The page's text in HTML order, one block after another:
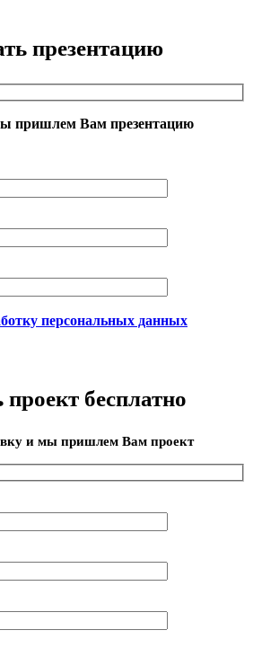
презентацию
пришлем Вам презентацию
персональных данных
проект бесплатно
и мы пришлем Вам проект